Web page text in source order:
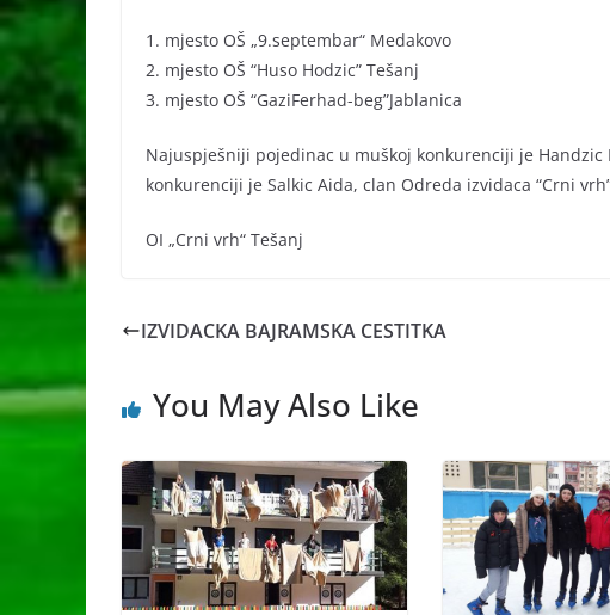
1. mjesto OŠ „9.septembar“ Medakovo
2. mjesto OŠ “Huso Hodzic” Tešanj
3. mjesto OŠ “GaziFerhad-beg”Jablanica
Najuspješniji pojedinac u muškoj konkurenciji je Handzic
konkurenciji je Salkic Aida, clan Odreda izvidaca “Crni
OI „Crni vrh“ Tešanj
IZVIDACKA BAJRAMSKA CESTITKA
You May Also Like